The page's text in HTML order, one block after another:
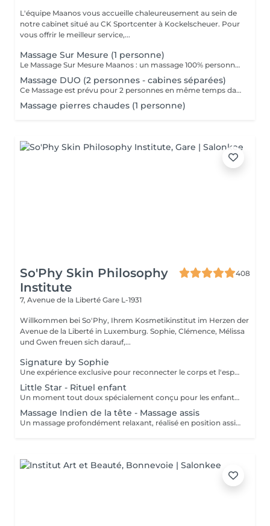
L'équipe Maanos vous accueille chaleureusement au sein de
notre cabinet situé au CK Sportcenter à Kockelscheuer. Pour
vous offrir le meilleur service,...
Massage Sur Mesure (1 personne)
Le Massage Sur Mesure Maanos : un massage 100% personnalisé en fonction de vos besoins et de vos envies !
Massage DUO (2 personnes - cabines séparées)
Ce Massage est prévu pour 2 personnes en même temps dans 2 CABINES SÉPARÉES. Les 2 massages seront Sur Mesure, en fonction des envies et des besoins de chacun. -> Pour une cabine Duo voir Limpertsberg, Soleuvre ou Marnach.
Massage pierres chaudes (1 personne)
So'Phy Skin Philosophy
Institute
408
7, Avenue de la Liberté Gare L-1931
Willkommen bei So'Phy, Ihrem Kosmetikinstitut im Herzen der
Avenue de la Liberté in Luxemburg. Sophie, Clémence, Mélissa
und Gwen freuen sich darauf,...
Signature by Sophie
Une expérience exclusive pour reconnecter le corps et l'esprit. Ce soin signature débute par un bain de pieds chaud et délassant, invitant le corps à ralentir et à relâcher les premières tensions. Il se poursuit par un massage du dos profondément relaxant, conçu pour libérer les tensions musculaires, apaiser le système nerveux et installer un véritable lâcher-prise. L'expérience continue avec un soin du visage entièrement personnalisé, adapté aux besoins spécifiques de votre peau, afin de la nettoyer, l'hydrater et lui redonner confort et éclat. Au coeur de ce rituel se trouve le massage signature de Sophie, le KobiLift® : une gestuelle précise et enveloppante qui stimule, draine et raffermit la peau tout en illuminant le teint. Au-delà des résultats visibles, ce soin procure une profonde sensation d'équilibre, de légèreté et de renouveau. Un moment suspendu, où le temps ralentit, l'esprit s'apaise et le corps se sent pleinement pris en charge. Idéal pour celles et ceux qui recherchent une relaxation profonde, une peau lumineuse et une véritable parenthèse de reconnexion.
Little Star - Rituel enfant
Un moment tout doux spécialement conçu pour les enfants, afin de leur faire découvrir le plaisir de prendre soin d'eux dans un cadre rassurant et bienveillant. Vous choisissez la durée du soin (60 ou 90 minutes), et nous créons un rituel adapté à leur âge, à leurs envies et à leur sensibilité. L'expérience peut inclure différents soins tels qu'un mini soin du visage, un massage relaxant, une mini manucure ou pédicure, avec possibilité de pose de vernis. Chaque séance est pensée comme un moment ludique et apaisant, pour initier les plus jeunes au bien-être tout en douceur. Un instant de détente idéal pour leur offrir une première expérience en institut, dans le respect de leur rythme et de leurs besoins.
Massage Indien de la tête - Massage assis
Un massage profondément relaxant, réalisé en position assise, idéal pour relâcher rapidement les tensions accumulées. Inspiré des techniques ayurvédiques, ce soin agit sur le haut du dos, les épaules, la nuque et le cuir chevelu afin de libérer les tensions musculaires et apaiser le système nerveux. Grâce à des manuvres ciblées, il procure une sensation immédiate de légèreté, favorise la détente mentale et améliore la qualité du repos. Un soin idéal pour s'offrir une pause rapide et efficace, relâcher la pression et retrouver une sensation de calme et d'équilibre.